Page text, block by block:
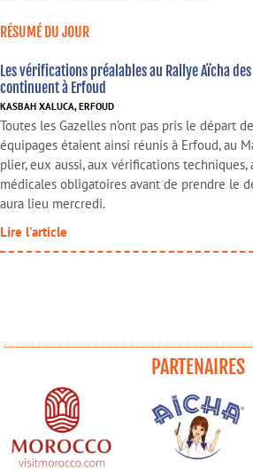
RÉSUMÉ DU JOUR
Les vérifications préalables au Rallye Aïcha
continuent à Erfoud
KASBAH XALUCA, ERFOUD
Toutes les Gazelles n’ont pas pris le départ
équipages étaient ainsi réunis à Erfoud, au
plier, eux aussi, aux vérifications
médicales obligatoires avant de prendre le
aura lieu mercredi.
Lire l'article
PARTENAIRES